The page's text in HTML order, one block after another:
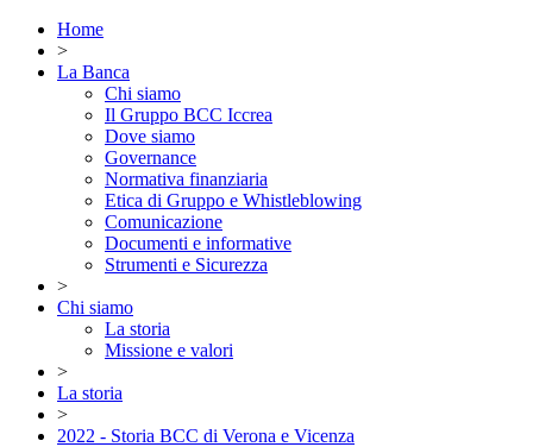
Home
>
La Banca
Chi siamo
Il Gruppo BCC Iccrea
Dove siamo
Governance
Normativa finanziaria
Etica di Gruppo e Whistleblowing
Comunicazione
Documenti e informative
Strumenti e Sicurezza
>
Chi siamo
La storia
Missione e valori
>
La storia
>
2022 - Storia BCC di Verona e Vicenza